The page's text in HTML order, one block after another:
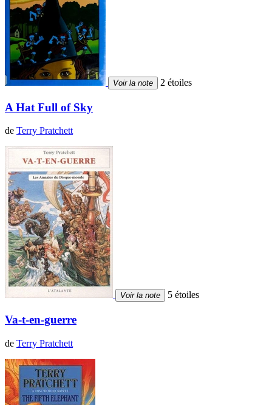
Voir la note 2 étoiles
A Hat Full of Sky
de Terry Pratchett
Voir la note 5 étoiles
Va-t-en-guerre
de Terry Pratchett